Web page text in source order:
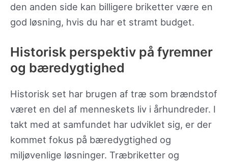
den anden side kan billigere briketter være en
god løsning, hvis du har et stramt budget.
Historisk perspektiv på fyremner
og bæredygtighed
Historisk set har brugen af træ som brændstof
været en del af menneskets liv i århundreder. I
takt med at samfundet har udviklet sig, er der
kommet fokus på bæredygtighed og
miljøvenlige løsninger. Træbriketter og